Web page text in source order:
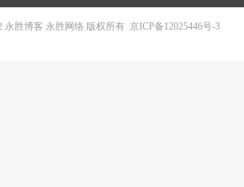
永胜博客 永胜网络 版权所有 京ICP备12025446号-3